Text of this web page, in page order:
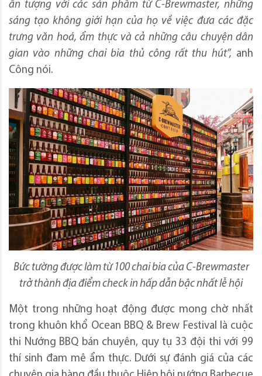
ấn tượng với các sản phẩm từ C-Brewmaster, những
sáng tạo không giới hạn của họ về việc đưa các đặc
trưng văn hoá, ẩm thực và cả những câu chuyện dân
gian vào những chai bia thủ công rất thu hút”, anh
Công nói.
Bức tường được làm từ 100 chai bia của C-Brewmaster
trở thành địa điểm check in hấp dẫn bậc nhất lễ hội
Một trong những hoạt động được mong chờ nhất
trong khuôn khổ Ocean BBQ & Brew Festival là cuộc
thi Nướng BBQ bán chuyên, quy tụ 33 đội thi với 99
thí sinh đam mê ẩm thực. Dưới sự đánh giá của các